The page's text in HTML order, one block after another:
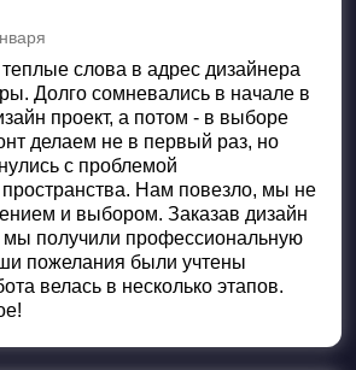
5
слова в адрес дизайнера
Долго сомневались в начале в
проект, а потом - в выборе
делаем не в первый раз, но
с проблемой
Нам повезло, мы не
и выбором. Заказав дизайн
мы получили профессиональную
пожелания были учтены
велась в несколько этапов.